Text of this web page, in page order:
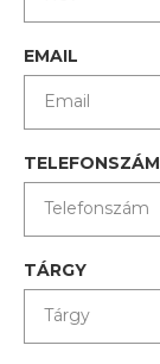
EMAIL
TELEFONSZÁM
TÁRGY